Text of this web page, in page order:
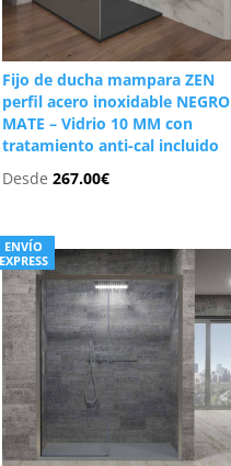
Fijo de ducha mampara ZEN
perfil acero inoxidable NEGRO
MATE – Vidrio 10 MM con
tratamiento anti-cal incluido
Desde267.00€
ENVÍO